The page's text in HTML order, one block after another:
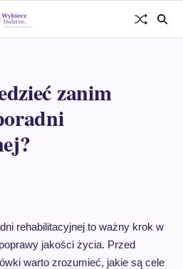
zanim
rehabilitacyjnej to ważny krok w
jakości życia. Przed
warto zrozumieć, jakie są cele